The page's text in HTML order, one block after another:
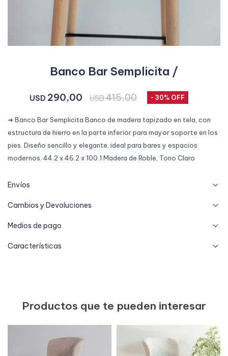
Banco Bar Semplicita /
USD 290,00 USD415,00 30
➔ Banco Bar Semplicita Banco de madera tapizado en tela, con
estructura de hierro en la parte inferior para mayor soporte en los
pies. Diseño sencillo y elegante, ideal para bares y espacios
modernos. 44.2 x 46.2 x 100.1 Madera de Roble, Tono Claro
Envíos
Cambios y Devoluciones
Medios de pago
Características
Productos que te pueden interesar